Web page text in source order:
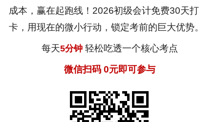
成本，赢在起跑线！2026初级会计免费30天打
卡，用现在的微小行动，锁定考前的巨大优势。
每天5分钟轻松吃透一个核心考点
微信扫码 0元即可参与